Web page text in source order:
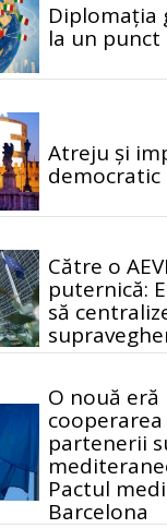
Diplomația
la un
Atreju și
democratic
Către o
puternică:
să
O nouă
cooperarea
partenerii
Pactul
Barcelona